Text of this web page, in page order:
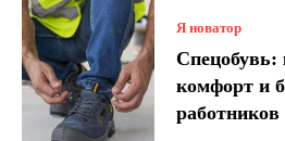
Я новатор
Спецобувь:
комфорт и
работников